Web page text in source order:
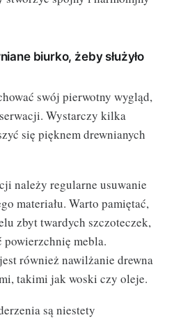
biurko, żeby służyło
swój pierwotny wygląd,
Wystarczy kilka
się pięknem drewnianych
należy regularne usuwanie
materiału. Warto pamiętać,
zbyt twardych szczoteczek,
powierzchnię mebla.
również nawilżanie drewna
takimi jak woski czy oleje.
są niestety